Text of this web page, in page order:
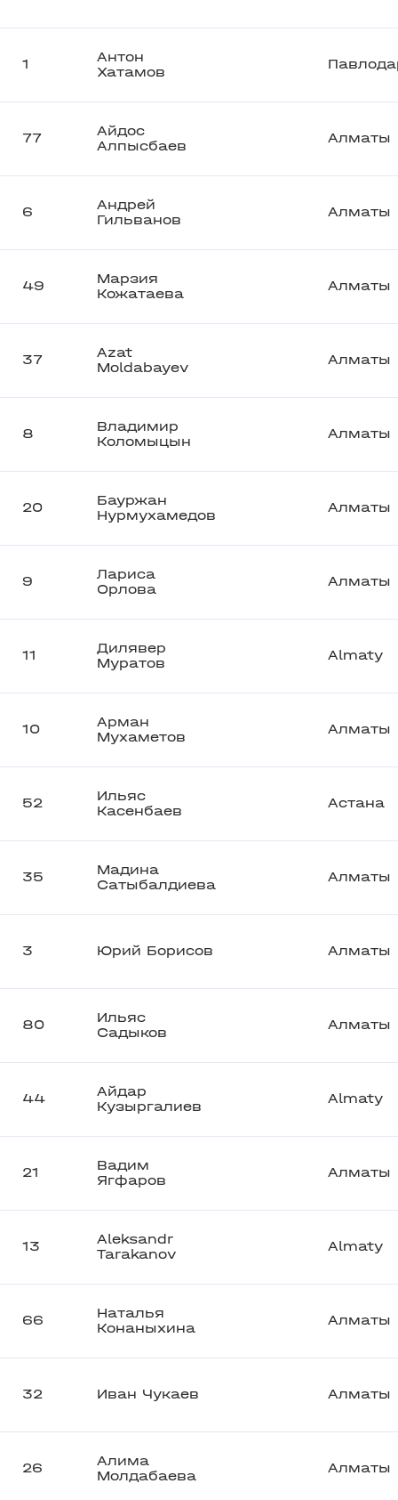
1
Антон
Хатамов
77
Айдос
Алпысбаев
Алматы
6
Андрей
Гильванов
Алматы
49
Марзия
Кожатаева
Алматы
37
Azat
Moldabayev
Алматы
8
Владимир
Коломыцын
Алматы
20
Бауржан
Нурмухамедов
Алматы
9
Лариса
Орлова
Алматы
11
Дилявер
Муратов
Almaty
10
Арман
Мухаметов
Алматы
52
Ильяс
Касенбаев
Астана
35
Мадина
Сатыбалдиева
Алматы
3 Юрий Борисов Алматы
80
Ильяс
Садыков
Алматы
44
Айдар
Кузыргалиев
Almaty
21
Вадим
Ягфаров
Алматы
13
Aleksandr
Tarakanov
Almaty
66
Наталья
Конаныхина
Алматы
32 Иван Чукаев Алматы
26
Алима
Молдабаева
Алматы